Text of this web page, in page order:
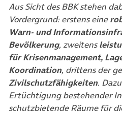
Aus Sicht des BBK stehen
Vordergrund: erstens eine
Warn- und
Bevölkerung, zweitens
für Krisenmanagement,
Koordination, drittens der
Zivilschutzfähigkeiten.
Ertüchtigung bestehender
schutzbietende Räume für